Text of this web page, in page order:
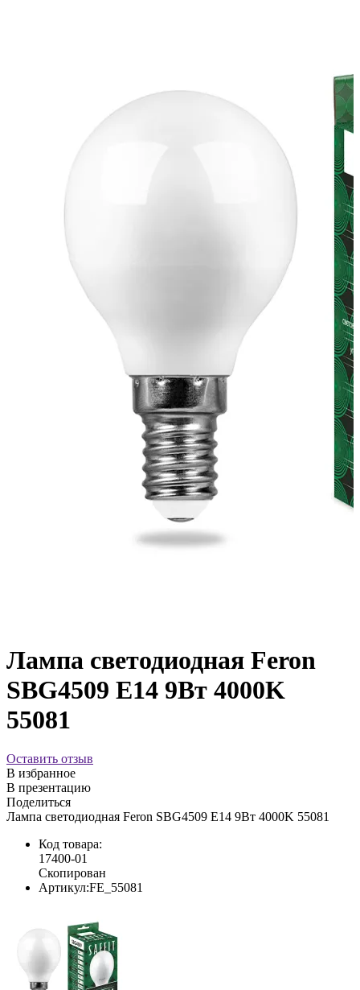
Лампа светодиодная Feron
SBG4509 E14 9Вт 4000K
55081
Оставить отзыв
В избранное
В презентацию
Поделиться
Лампа светодиодная Feron SBG4509 E14 9Вт 4000K 55081
Код товара:
17400-01
Скопирован
Артикул:FE_55081